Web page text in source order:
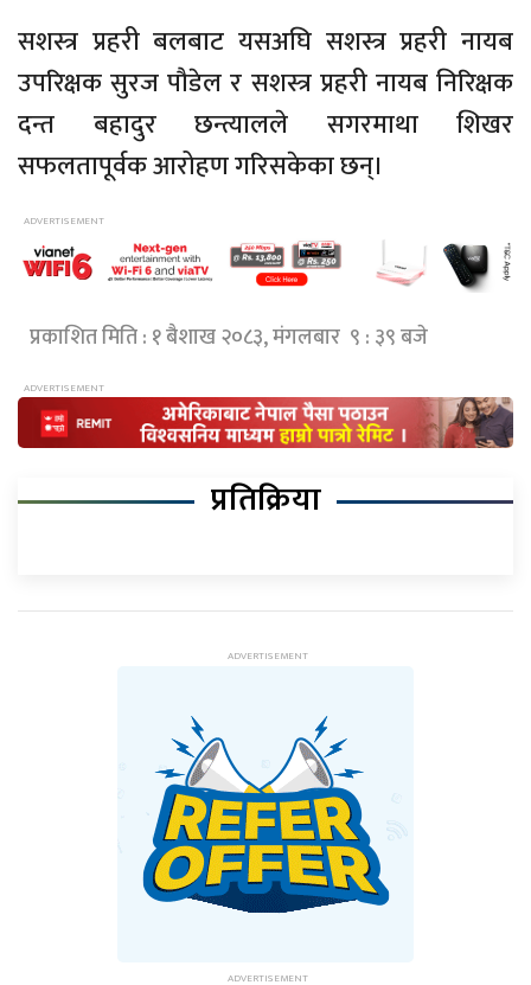
सशस्त्र प्रहरी बलबाट यसअघि सशस्त्र प्रहरी नायब
उपरिक्षक सुरज पौडेल र सशस्त्र प्रहरी नायब निरिक्षक
दन्त बहादुर छन्त्यालले सगरमाथा शिखर
सफलतापूर्वक आरोहण गरिसकेका छन्।
प्रकाशित मिति : १ बैशाख २०८३, मंगलबार ९ : ३९ बजे
प्रतिक्रिया